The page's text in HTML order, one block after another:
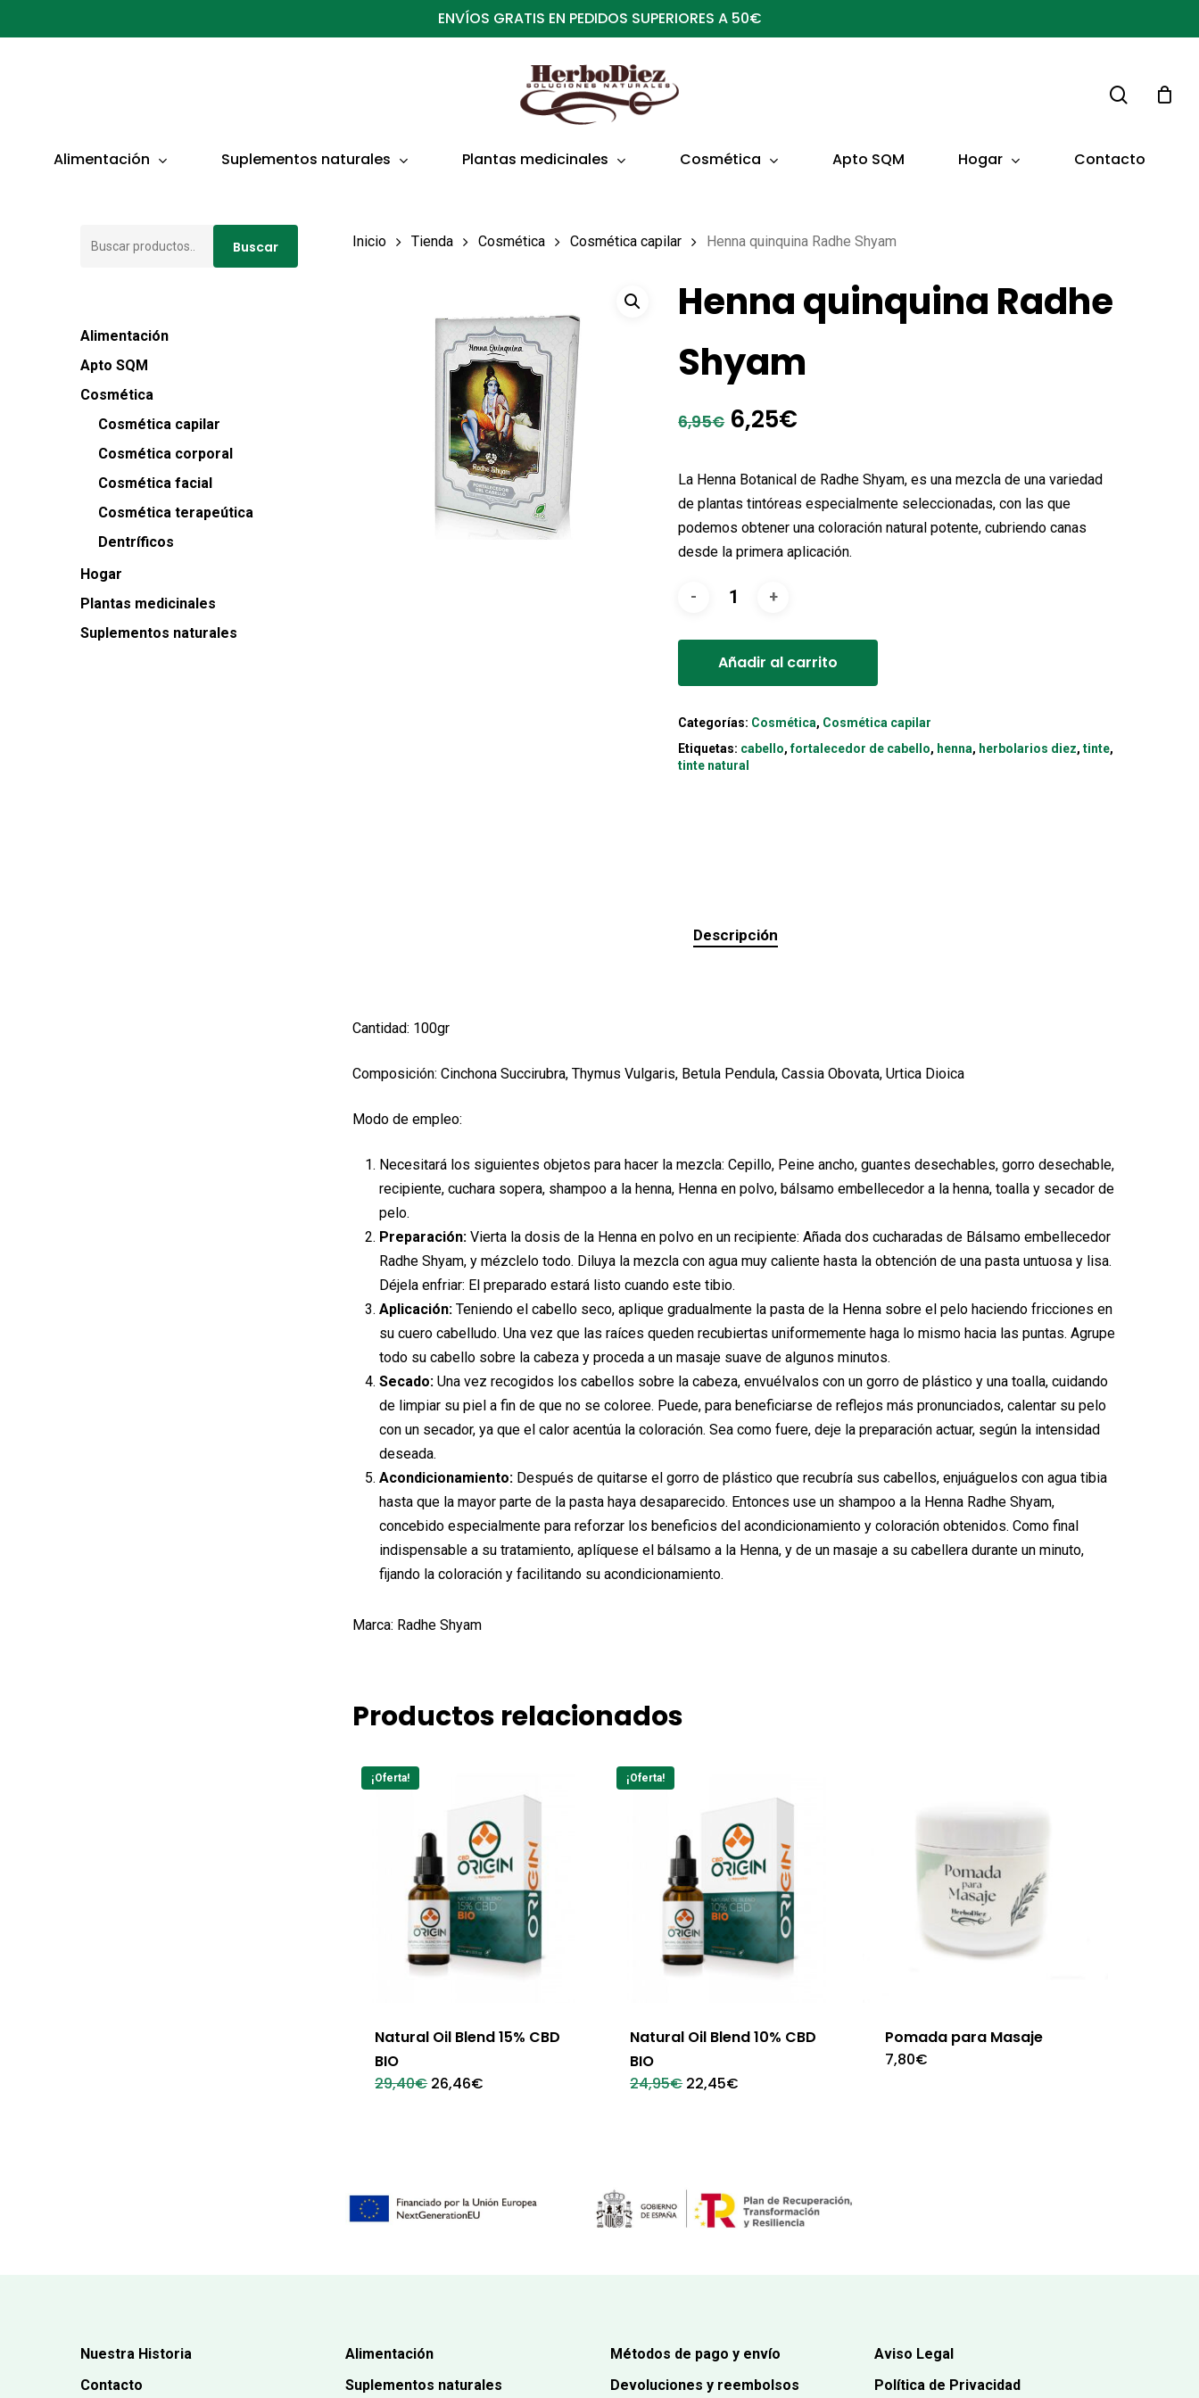
al
ENVÍOS GRATIS EN PEDIDOS SUPERIORES A 50€
Presionar ENTER para buscar o ESC para cerrar
Alimentación Suplementos naturales Plantas medicinales Cosmética Apto SQM Hogar Contacto
Buscar
Alimentación
Apto SQM
Cosmética
Cosmética capilar
Cosmética corporal
Cosmética facial
Cosmética terapeútica
Dentríficos
Hogar
Plantas medicinales
Suplementos naturales
Inicio Tienda Cosmética Cosmética capilar Henna quinquina Radhe Shyam
Henna quinquina Radhe
Shyam
6,95€ El
original
era:
6,95€.
6,25€
actual
es:
6,25€.
La Henna Botanical de Radhe Shyam, es una mezcla de una variedad
de plantas tintóreas especialmente seleccionadas, con las que
podemos obtener una coloración natural potente, cubriendo canas
desde la primera aplicación.
Añadir al carrito
Categorías: Cosmética, Cosmética capilar
Etiquetas: cabello,fortalecedor de cabello, henna, herbolarios diez,tinte,
tinte natural
Descripción
Cantidad: 100gr
Composición: Cinchona Succirubra, Thymus Vulgaris, Betula Pendula, Cassia Obovata, Urtica Dioica
Modo de empleo:
Necesitará los siguientes objetos para hacer la mezcla: Cepillo, Peine ancho, guantes desechables, gorro desechable,
recipiente, cuchara sopera, shampoo a la henna, Henna en polvo, bálsamo embellecedor a la henna, toalla y secador de
pelo.
Preparación: Vierta la dosis de la Henna en polvo en un recipiente: Añada dos cucharadas de Bálsamo embellecedor
Radhe Shyam, y mézclelo todo. Diluya la mezcla con agua muy caliente hasta la obtención de una pasta untuosa y lisa.
Déjela enfriar: El preparado estará listo cuando este tibio.
Aplicación: Teniendo el cabello seco, aplique gradualmente la pasta de la Henna sobre el pelo haciendo fricciones en
su cuero cabelludo. Una vez que las raíces queden recubiertas uniformemente haga lo mismo hacia las puntas. Agrupe
todo su cabello sobre la cabeza y proceda a un masaje suave de algunos minutos.
Secado: Una vez recogidos los cabellos sobre la cabeza, envuélvalos con un gorro de plástico y una toalla, cuidando
de limpiar su piel a fin de que no se coloree. Puede, para beneficiarse de reflejos más pronunciados, calentar su pelo
con un secador, ya que el calor acentúa la coloración. Sea como fuere, deje la preparación actuar, según la intensidad
deseada.
Acondicionamiento: Después de quitarse el gorro de plástico que recubría sus cabellos, enjuáguelos con agua tibia
hasta que la mayor parte de la pasta haya desaparecido. Entonces use un shampoo a la Henna Radhe Shyam,
concebido especialmente para reforzar los beneficios del acondicionamiento y coloración obtenidos. Como final
indispensable a su tratamiento, aplíquese el bálsamo a la Henna, y de un masaje a su cabellera durante un minuto,
fijando la coloración y facilitando su acondicionamiento.
Marca: Radhe Shyam
Productos relacionados
¡Oferta!
Natural Oil Blend 15% CBD
BIO
29,40€ El
precio
26,46€
¡Oferta!
Natural Oil Blend 10% CBD
BIO
24,95€ El
precio
22,45€
Pomada para Masaje
7,80€
Nuestra Historia
Contacto
Alimentación
Suplementos naturales
Métodos de pago y envío
Devoluciones y reembolsos
Aviso Legal
Política de Privacidad